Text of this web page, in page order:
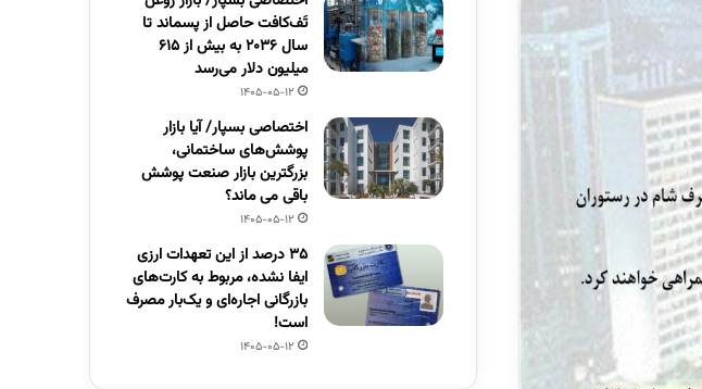
تَف‌کافت حاصل از پسماند تا
سال ۲۰۳۶ به بیش از ۶۱۵
میلیون دلار می‌رسد
1405-05-12
اختصاصی بسپار/ آیا بازار
پوشش‌های ساختمانی،
بزرگترین بازار صنعت پوشش
باقی می ماند؟
1405-05-12
۳۵ درصد از این تعهدات ارزی
ایفا نشده، مربوط به کارت‌های
بازرگانی اجاره‌ای و یک‌بار مصرف
است!
1405-05-12